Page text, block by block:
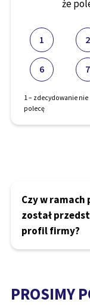
że
1 2
6 7
1 – zdecydowanie nie
polecę
Czy w
został
profil firmy?
PROSIMY